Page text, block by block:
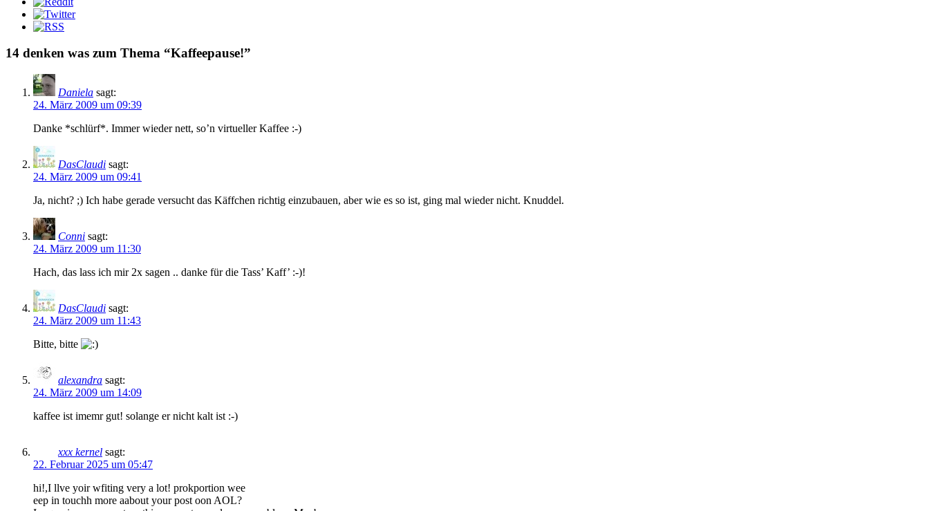
14 denken was zum Thema “Kaffeepause!”
Daniela sagt:
24. März 2009 um 09:39
Danke *schlürf*. Immer wieder nett, so’n virtueller Kaffee :-)
DasClaudi sagt:
24. März 2009 um 09:41
Ja, nicht? ;) Ich habe gerade versucht das Käffchen richtig einzubauen, aber wie es so ist, ging mal wieder nicht. Knuddel.
Conni sagt:
24. März 2009 um 11:30
Hach, das lass ich mir 2x sagen .. danke für die Tass’ Kaff’ :-)!
DasClaudi sagt:
24. März 2009 um 11:43
Bitte, bitte
alexandra sagt:
24. März 2009 um 14:09
kaffee ist imemr gut! solange er nicht kalt ist :-)
xxx kernel sagt:
22. Februar 2025 um 05:47
hi!,I llve yoir wfiting very a lot! prokportion wee
eep in touchh more aabout your post oon AOL?